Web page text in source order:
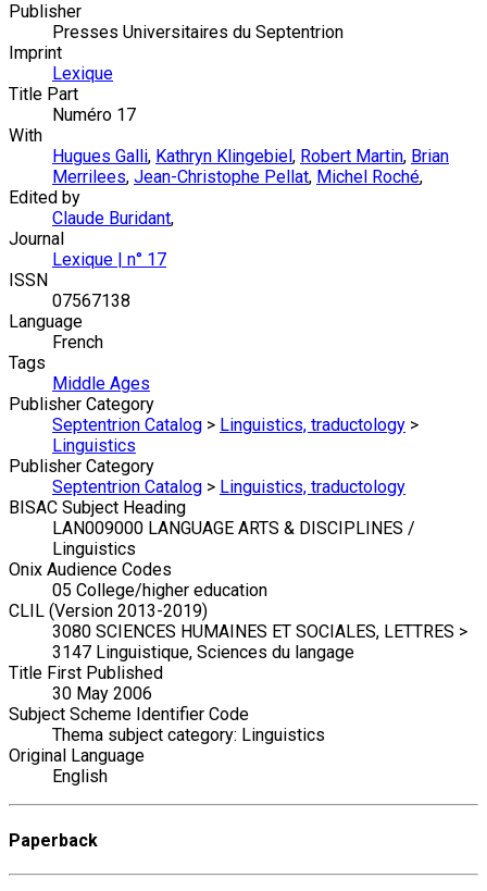
Publisher
Presses Universitaires du Septentrion
Imprint
Lexique
Title Part
Numéro 17
With
Hugues Galli, Kathryn Klingebiel , Robert Martin, Brian
Merrilees, Jean-Christophe Pellat, Michel Roché,
Edited by
Claude Buridant,
Journal
Lexique | n° 17
ISSN
07567138
Language
French
Tags
Middle Ages
Publisher Category
Septentrion Catalog > Linguistics, traductology >
Linguistics
Publisher Category
Septentrion Catalog > Linguistics, traductology
BISAC Subject Heading
LAN009000 LANGUAGE ARTS & DISCIPLINES /
Linguistics
Onix Audience Codes
05 College/higher education
CLIL (Version 2013-2019)
3080 SCIENCES HUMAINES ET SOCIALES, LETTRES >
3147 Linguistique, Sciences du langage
Title First Published
30 May 2006
Subject Scheme Identifier Code
Thema subject category: Linguistics
Original Language
English
Paperback